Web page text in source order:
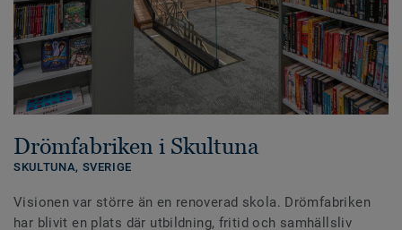
Drömfabriken i Skultuna
SKULTUNA, SVERIGE
Visionen var större än en renoverad skola. Drömfabriken
har blivit en plats där utbildning, fritid och samhällsliv